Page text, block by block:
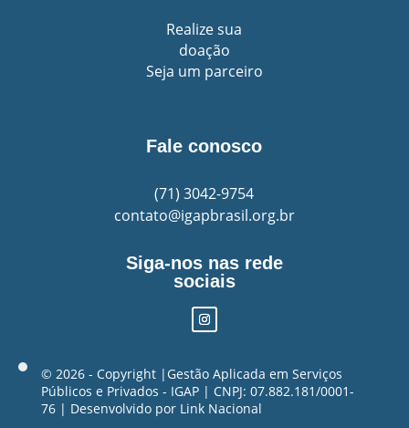
Realize sua
doação
Seja um parceiro
Fale conosco
(71)3042-9754
contato@igapbrasil.org.br
Siga-nos nas rede
sociais
©️ 2026 - Copyright |Gestão Aplicada em Serviços
Públicos e Privados - IGAP | CNPJ: 07.882.181/0001-
76 | Desenvolvido por Link Nacional